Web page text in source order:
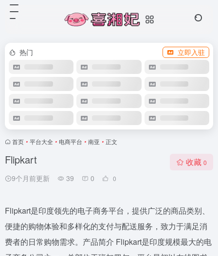
热门 立即入驻
首页 • 平台大全 • 电商平台 • 南亚 • 正文
Flipkart
9个月前更新 39 0 0
收藏 0
Flipkart是印度领先的电子商务平台，提供广泛的商品类别、
便捷的购物体验和多样化的支付与配送服务，致力于满足消
费者的日常购物需求。产品简介 Flipkart是印度规模最大的电